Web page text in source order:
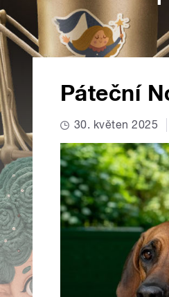
Páteční
30. květen 2025